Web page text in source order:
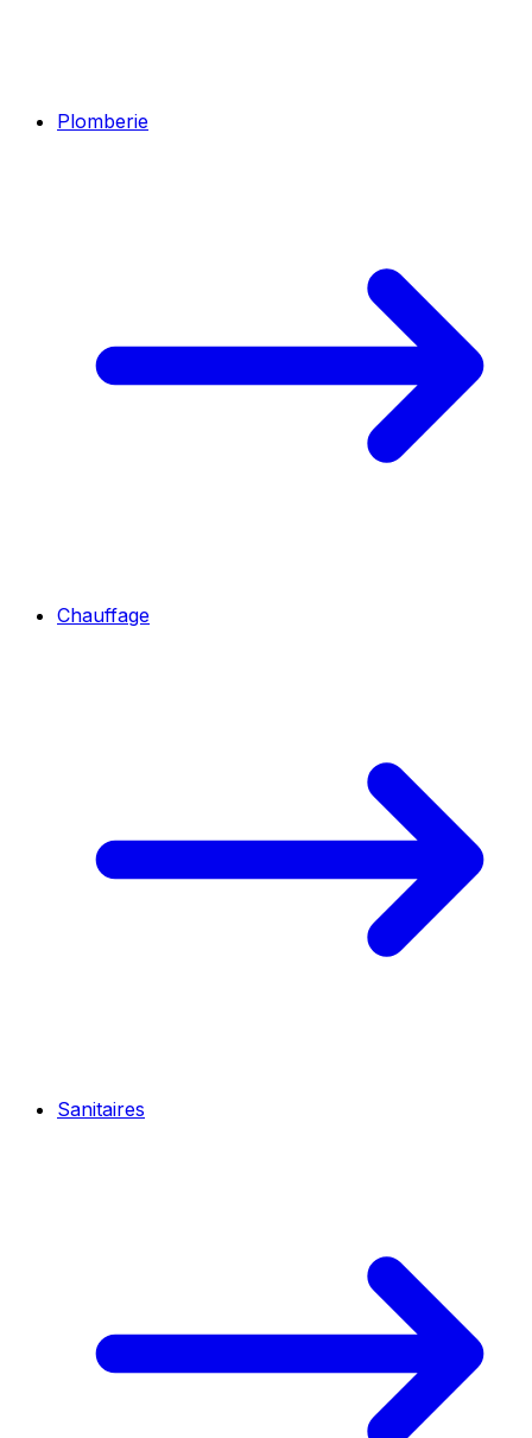
Plomberie
Chauffage
Sanitaires